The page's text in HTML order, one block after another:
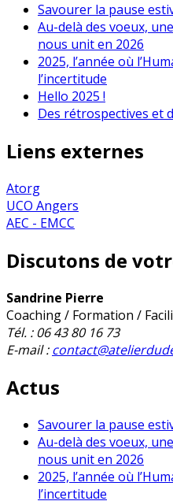
Savourer la pause
Au-delà des voeux,
nous unit en 2026
2025, l’année où
l’incertitude
Hello 2025 !
Des rétrospectives et
Liens externes
Atorg
UCO Angers
AEC - EMCC
Discutons de
Sandrine Pierre
Coaching / Formation /
Tél. : 06 43 80 16 73
E-mail :
Actus
Savourer la pause
Au-delà des voeux,
nous unit en 2026
2025, l’année où
l’incertitude